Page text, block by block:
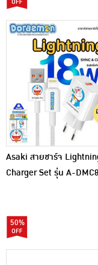
Asaki สายชาร์จ
Charger Set รุ่น A-
50%